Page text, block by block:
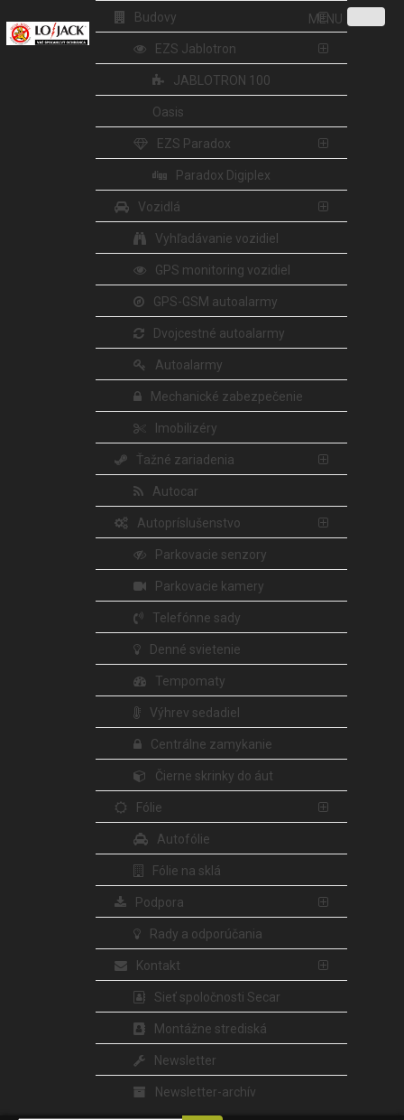
MENU
Budovy
EZS Jablotron
JABLOTRON 100
Oasis
EZS Paradox
Paradox Digiplex
Vozidlá
Vyhľadávanie vozidiel
GPS monitoring vozidiel
GPS-GSM autoalarmy
Dvojcestné autoalarmy
Autoalarmy
Mechanické zabezpečenie
Imobilizéry
Ťažné zariadenia
Autocar
Autopríslušenstvo
Parkovacie senzory
Parkovacie kamery
Telefónne sady
Denné svietenie
Tempomaty
Výhrev sedadiel
Centrálne zamykanie
Čierne skrinky do áut
Fólie
Autofólie
Fólie na sklá
Podpora
Rady a odporúčania
Kontakt
Sieť spoločnosti Secar
Montážne strediská
Newsletter
Newsletter-archív